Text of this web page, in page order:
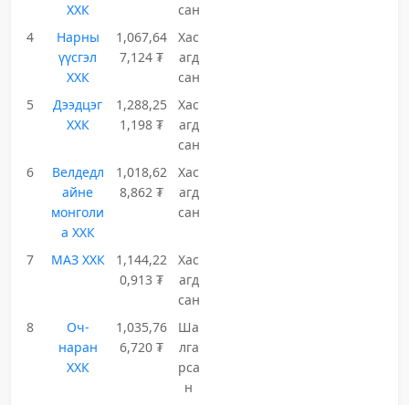
ХХК
сан
4
Нарны
үүсгэл
ХХК
1,067,64
7,124 ₮
Хас
агд
сан
5
Дээдцэг
ХХК
1,288,25
1,198 ₮
Хас
агд
сан
6
Велдедл
айне
монголи
а ХХК
1,018,62
8,862 ₮
Хас
агд
сан
7 МАЗ ХХК
1,144,22
0,913 ₮
Хас
агд
сан
8
Оч-
наран
ХХК
1,035,76
6,720 ₮
Ша
лга
рса
н